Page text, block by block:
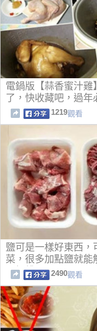
電鍋版【蒜香蜜汁
了，快收藏吧，過年
1219觀看
鹽可是一樣好東西，
菜，很多加點鹽就能
冤枉錢~~ 2490觀看